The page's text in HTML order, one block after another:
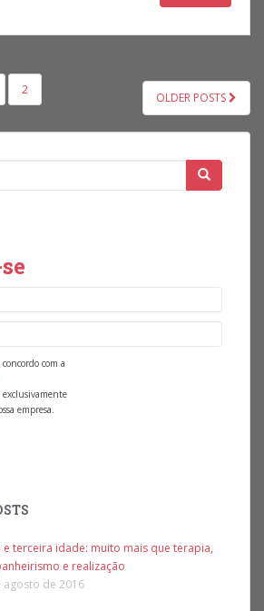
POR POSTS
2
OLDER POSTS
com a
exclusivamente
empresa.
e terceira idade: muito mais que terapia,
e realização
agosto de 2016